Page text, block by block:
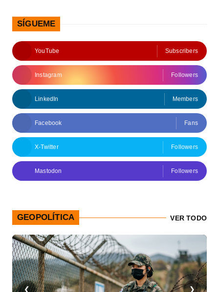
SÍGUEME
YouTube Subscribers
Instagram Followers
LinkedIn Members
Facebook Fans
X-Twitter Followers
Mastodon Followers
GEOPOLÍTICA VER TODO
❮ ❯